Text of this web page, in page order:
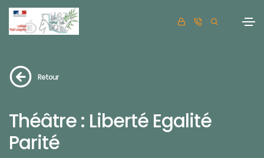
Retour
Théâtre : Liberté Egalité
Parité